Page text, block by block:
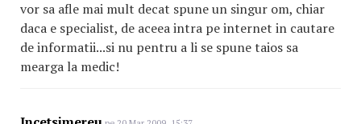
vor sa afle mai mult decat spune un singur om, chiar
daca e specialist, de aceea intra pe internet in cautare
de informatii...si nu pentru a li se spune taios sa
mearga la medic!